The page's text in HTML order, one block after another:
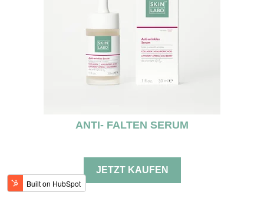
ANTI- FALTEN SERUM
JETZT KAUFEN